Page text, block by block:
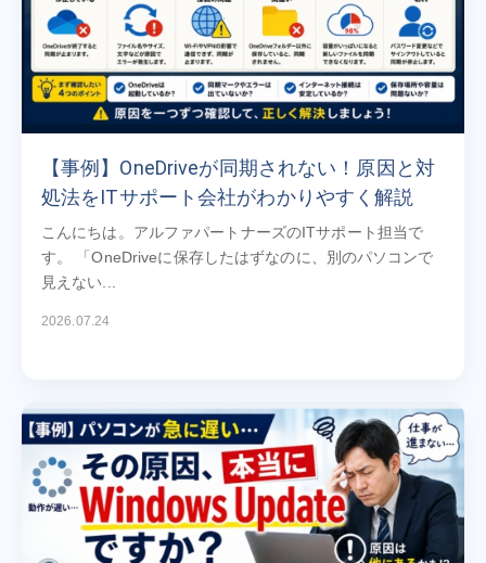
【事例】OneDriveが同期されない！原因と対
処法をITサポート会社がわかりやすく解説
こんにちは。アルファパートナーズのITサポート担当で
す。 「OneDriveに保存したはずなのに、別のパソコンで
見えない...
2026.07.24